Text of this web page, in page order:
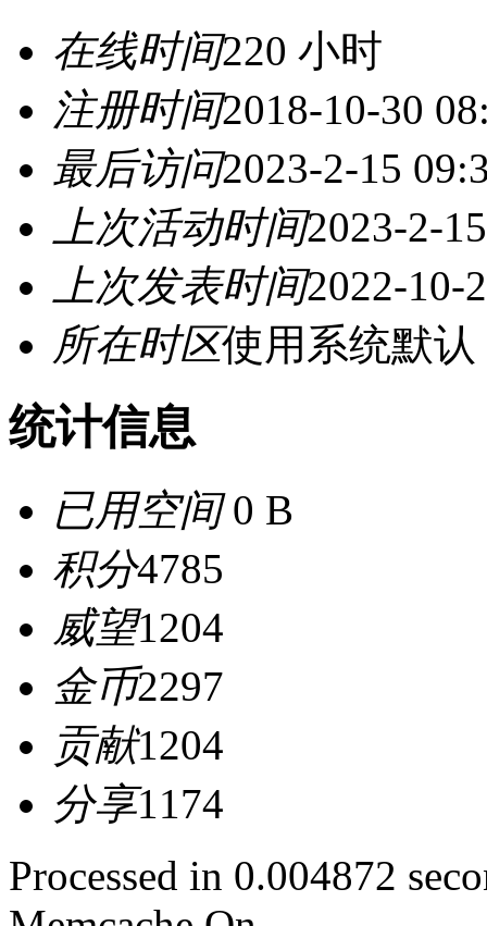
在线时间220 小时
注册时间2018-10-30
最后访问2023-2-15
上次活动时间2023-2-
上次发表时间2022-10-
所在时区使用系统默认
统计信息
已用空间0 B
积分4785
威望1204
金币2297
贡献1204
分享1174
Processed in 0.004872